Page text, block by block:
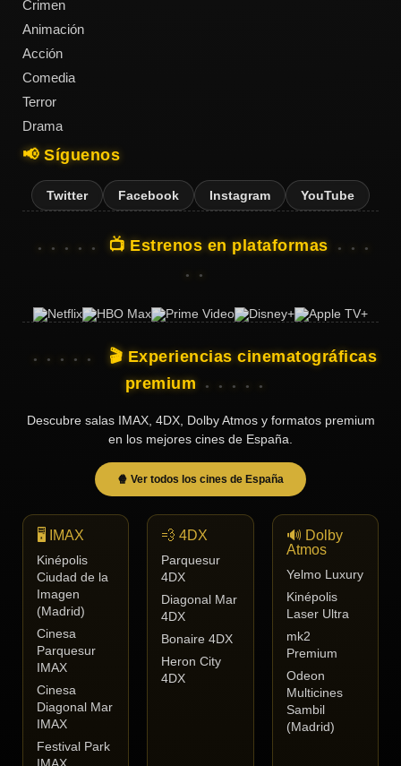
Crimen
Animación
Acción
Comedia
Terror
Drama
📢 Síguenos
Twitter Facebook Instagram YouTube
📺 Estrenos en plataformas
🎬 Experiencias cinematográficas
premium
Descubre salas IMAX, 4DX, Dolby Atmos y formatos premium
en los mejores cines de España.
🍿 Ver todos los cines de España
🖥️ IMAX
Kinépolis
Ciudad de la
Imagen
(Madrid)
Cinesa
Parquesur
IMAX
Cinesa
Diagonal Mar
IMAX
Festival Park
💨 4DX
Parquesur
4DX
Diagonal Mar
4DX
Bonaire 4DX
Heron City
4DX
🔊 Dolby
Atmos
Yelmo Luxury
Kinépolis
Laser Ultra
mk2
Premium
Odeon
Multicines
Sambil
(Madrid)